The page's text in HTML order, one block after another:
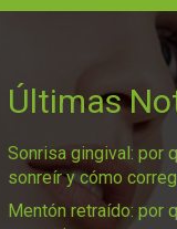
Últimas
Sonrisa gingival: por
sonreír y cómo
Mentón retraído: por